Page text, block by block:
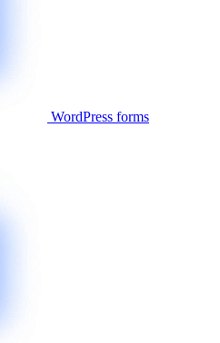
WordPress forms